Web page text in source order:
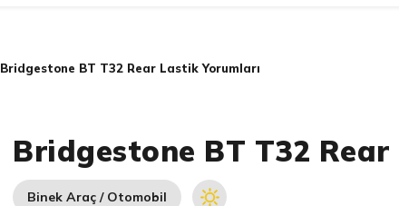
Bridgestone BT T32 Rear Lastik Yorumları
Bridgestone BT T32
Binek Araç / Otomobil